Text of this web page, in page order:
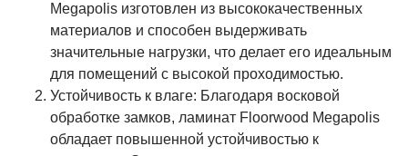
Megapolis изготовлен из высококачественных
материалов и способен выдерживать
значительные нагрузки, что делает его идеальным
для помещений с высокой проходимостью.
Устойчивость к влаге: Благодаря восковой
обработке замков, ламинат Floorwood Megapolis
обладает повышенной устойчивостью к